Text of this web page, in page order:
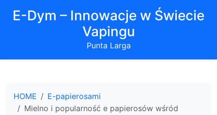
E-Dym – Innowacje w Świecie
Vapingu
Punta Larga
HOME
E-papierosami
Mielno i popularność e papierosów wśród